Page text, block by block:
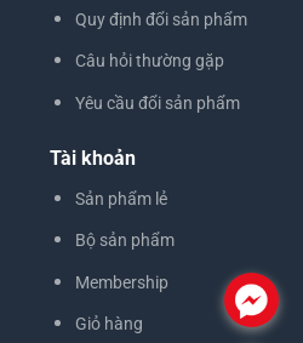
Quy định đổi sản phẩm
Câu hỏi thường gặp
Yêu cầu đổi sản phẩm
Tài khoản
Sản phẩm lẻ
Bộ sản phẩm
Membership
Giỏ hàng
.